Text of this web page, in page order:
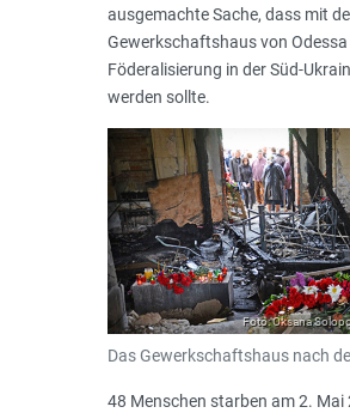
ausgemachte Sache, dass mit
Gewerkschaftshaus von
Föderalisierung in der Süd-
werden sollte.
Foto: Oksana
Das Gewerkschaftshaus nach
48 Menschen starben am 2. Mai